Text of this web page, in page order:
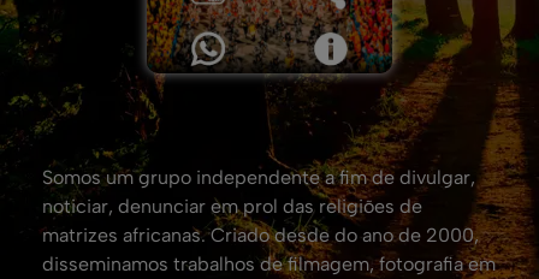
Somos um grupo independente a fim de divulgar,
noticiar, denunciar em prol das religiões de
matrizes africanas. Criado desde do ano de 2000,
disseminamos trabalhos de filmagem, fotografia em